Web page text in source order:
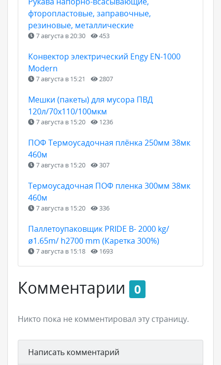
фторопластовые, заправочные,
резиновые, металлические
7 августа в 20:30 453
Конвектор электрический Engy EN-1000
Modern
7 августа в 15:21 2807
Мешки (пакеты) для мусора ПВД
120л/70х110/100мкм
7 августа в 15:20 1236
ПОФ Термоусадочная плёнка 250мм 38мк
460м
7 августа в 15:20 307
Термоусадочная ПОФ пленка 300мм 38мк
460м
7 августа в 15:20 336
Паллетоупаковщик PRIDE В- 2000 kg/
ø1.65m/ h2700 mm (Каретка 300%)
7 августа в 15:18 1693
Комментарии 0
Никто пока не комментировал эту страницу.
Написать комментарий